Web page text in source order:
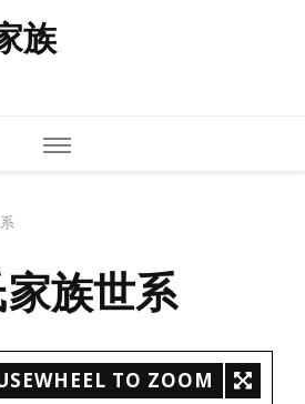
族
族世系
TO ZOOM